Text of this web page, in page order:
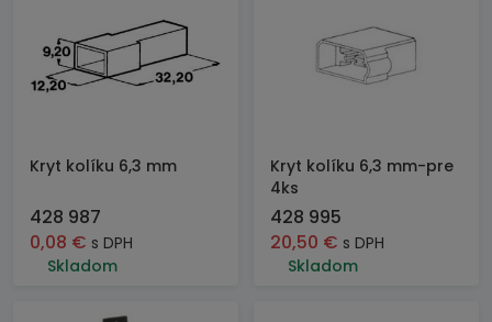
Kryt kolíku 6,3 mm
428 987
0,08 € s DPH
Skladom
Kryt kolíku 6,3 mm-pre
4ks
428 995
20,50 € s DPH
Skladom